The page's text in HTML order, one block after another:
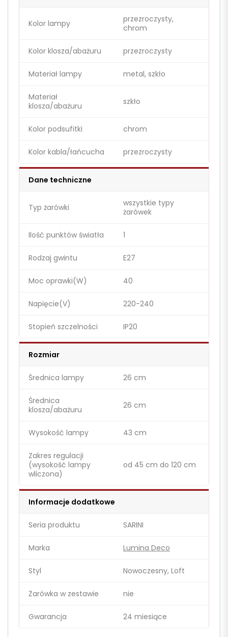
Kolor lampy
przezroczysty,
chrom
Kolor klosza/abażuru przezroczysty
Materiał lampy metal, szkło
Materiał
klosza/abażuru
szkło
Kolor podsufitki chrom
Kolor kabla/łańcucha przezroczysty
Dane techniczne
Typ żarówki
wszystkie typy
żarówek
Ilość punktów światła 1
Rodzaj gwintu E27
Moc oprawki(W) 40
Napięcie(V) 220-240
Stopień szczelności IP20
Rozmiar
Średnica lampy 26 cm
Średnica
klosza/abażuru
26 cm
Wysokość lampy 43 cm
Zakres regulacji
(wysokość lampy
wliczona)
od 45 cm do 120 cm
Informacje dodatkowe
Seria produktu SARINI
Marka Lumina Deco
Styl Nowoczesny, Loft
Żarówka w zestawie nie
Gwarancja 24 miesiące